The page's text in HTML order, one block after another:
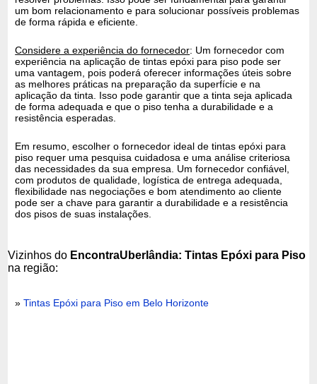
um bom relacionamento e para solucionar possíveis problemas
de forma rápida e eficiente.
Considere a experiência do fornecedor: Um fornecedor com
experiência na aplicação de tintas epóxi para piso pode ser
uma vantagem, pois poderá oferecer informações úteis sobre
as melhores práticas na preparação da superfície e na
aplicação da tinta. Isso pode garantir que a tinta seja aplicada
de forma adequada e que o piso tenha a durabilidade e a
resistência esperadas.
Em resumo, escolher o fornecedor ideal de tintas epóxi para
piso requer uma pesquisa cuidadosa e uma análise criteriosa
das necessidades da sua empresa. Um fornecedor confiável,
com produtos de qualidade, logística de entrega adequada,
flexibilidade nas negociações e bom atendimento ao cliente
pode ser a chave para garantir a durabilidade e a resistência
dos pisos de suas instalações.
Vizinhos do EncontraUberlândia: Tintas Epóxi para Piso
na região:
»Tintas Epóxi para Piso em Belo Horizonte